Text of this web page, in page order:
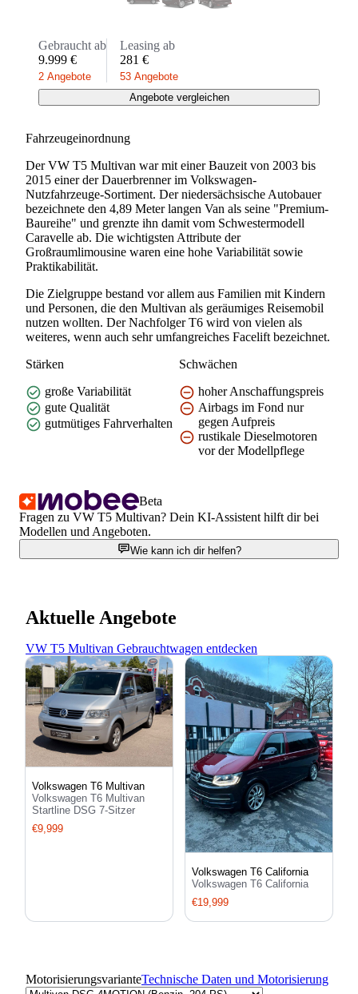
Gebraucht ab
9.999 €
2 Angebote
Leasing ab
281 €
53 Angebote
Angebote vergleichen
Fahrzeugeinordnung
Der VW T5 Multivan war mit einer Bauzeit von 2003 bis
2015 einer der Dauerbrenner im Volkswagen-
Nutzfahrzeuge-Sortiment. Der niedersächsische Autobauer
bezeichnete den 4,89 Meter langen Van als seine "Premium-
Baureihe" und grenzte ihn damit vom Schwestermodell
Caravelle ab. Die wichtigsten Attribute der
Großraumlimousine waren eine hohe Variabilität sowie
Praktikabilität.
Die Zielgruppe bestand vor allem aus Familien mit Kindern
und Personen, die den Multivan als geräumiges Reisemobil
nutzen wollten. Der Nachfolger T6 wird von vielen als
weiteres, wenn auch sehr umfangreiches Facelift bezeichnet.
Stärken
große Variabilität
gute Qualität
gutmütiges Fahrverhalten
Schwächen
hoher Anschaffungspreis
Airbags im Fond nur
gegen Aufpreis
rustikale Dieselmotoren
vor der Modellpflege
Beta
Fragen zu VW T5 Multivan? Dein KI-Assistent hilft dir bei
Modellen und Angeboten.
Wie kann ich dir helfen?
Aktuelle Angebote
VW T5 Multivan Gebrauchtwagen entdecken
Volkswagen T6 Multivan
Volkswagen T6 Multivan
Startline DSG 7-Sitzer
€9,999
Volkswagen T6 California
Volkswagen T6 California
€19,999
MotorisierungsvarianteTechnische Daten und Motorisierung